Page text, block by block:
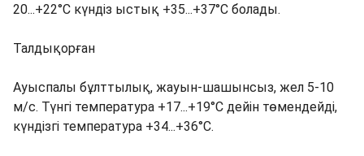
20...+22°C күндіз ыстық +35...+37°C болады.
Талдықорған
Ауыспалы бұлттылық, жауын-шашынсыз, жел 5-10
м/с. Түнгі температура +17...+19°C дейін төмендейді,
күндізгі температура +34...+36°C.